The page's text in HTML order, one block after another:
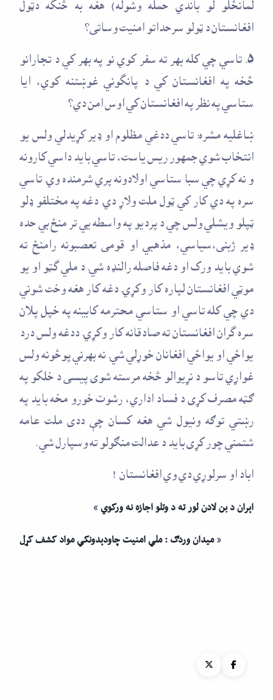
لمانځلو لو باندي حمله وشوله) هغه به څنگه دټول
افغانستان د ټولو سرحداتو امنيت وساتی؟
۵. تاسي چي کله بهر ته سفر کوي نو په بهر کي د تجارانو
څخه په افغانستان کي د پانگوني غوښتنه کوي، ايا
ستاسي په نظر په افغانستان کي اوس امن دي؟
ښاغليه مشره: تاسي ددغي مظلوم او ډير کړيدلي ولس يو
انتخاب شوي جمهور ريس ياست، تاسي بايد داسي کارونه
و نه کړي چي سبا ستاسي اولادونه پري شرمنده وي. تاسي
سره په دي کار کي ټول ملت ولاړ دي. دغه په مختلفو ډلو
ټپلو ويشلي ولس چي د پرديو په واسطه يي تر منځ بي حده
ډير ژبنی،سياسي، مذهبي او قومی تعصبونه رامنځ ته
شوي بايد ورک او دغه فاصله رالنډه شي. د ملي گټو او يو
موټي افغانستان لپاره کار وکړي. دغه کار هغه وخت شوني
دي چي کله تاسي او ستاسي محترمه کابينه په خپل پلان
سره گران افغانستان ته صادقانه کار وکړي. ددغه ولس درد
يواځي او يواځي افغانان خوړلي شي. نه بهرني پوڅونه ولس
غواړي تاسو د نړيوالو څخه مرسته شوی پيسی د خلکو په
ګټه مصرف کړی د فساد اداري، رشوت خورو مخه بايد په
رښتي توګه ونيول شي هغه کسان چې ددی ملت عامه
شتمني چور کړی بايد د عدالت منګولو ته وسپارل شي .
اباد او سرلوړي دي وي افغانستان !
اېران د بن لادن لور ته د وتلو اجازه نه ورکوي»
«میدان وردګ : ملي امنيت چاودېدونکي مواد کشف کړل